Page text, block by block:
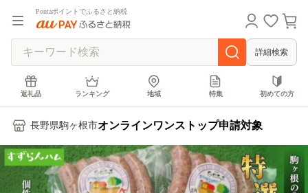
Pontaポイントでふるさと納税
詳細検索
返礼品 ランキング 地域 特集 初めての方
長野県駒ヶ根市オンラインワンストップ申請対象